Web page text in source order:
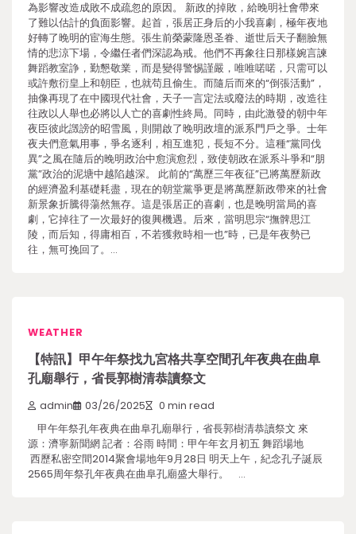
為影響改造成敗不成疏忽的原因。 新政的掉敗，給晚明社會帶來
了難以估計的負面影響。起首，張居正身后的小我喜劇，極年夜地
好轉了晚明的宦海生態。張生前榮蒙隆恩圣眷、逝世后天子翻臉無
情的悲涼下場，令繼任者們深認為戒。他們不再象往日那樣婉言諫
舞蹈教室諍，勤懇敬業，而是變得警惕謹嚴，唯唯喏喏，只需可以
或許敷衍皇上和朝臣，也就苟且偷生。而隨后而來的“倒張活動”，
抽像再現了在中國現代社會，天子一言定法或廢法的時期，改造往
往政以人舉也必將以人亡的喜劇性終局。同時，由此激發的朝中年
夜臣彼此譭謗的昭雪風，則開啟了晚明政壇的派系門戶之爭。士年
夜夫們意氣用事，爭名逐利，相互進犯，長短不分。這種“黨同伐
異”之風在隨后的晚明政治中愈演愈烈，致使朝政在派系斗爭和“朋
黨”政治的泥塘中越陷越深。 此前的“萬歷三年夜征”已將萬歷新政
的經濟盈利基礎耗盡，現在的朝堂黨爭更是將萬歷新政帶來的社會
新景象折騰得蕩然無存。這是張居正的喜劇，也是晚明當局的喜
劇，它掉往了一次最好的復興機遇。后來，當明思宗“撫髀思江
陵，而后知，得庸相百，不若獲救時相一也”時，已是年夜勢已
往，無可挽回了。…
WEATHER
【特訊】甲午年祭找九宮格共享空間孔年夜典在曲阜
孔廟舉行，省長郭樹清恭讀祭文
admin 03/26/2025 0 min read
甲午年祭孔年夜典在曲阜孔廟舉行，省長郭樹清恭讀祭文 來
源：濟寧新聞網 記者：谷雨 時間：甲午年玄月初五 舞蹈場地
西歷私密空間2014聚會場地年9月28日 明天上午，紀念孔子誕辰
2565周年祭孔年夜典在曲阜孔廟盛大舉行。 …